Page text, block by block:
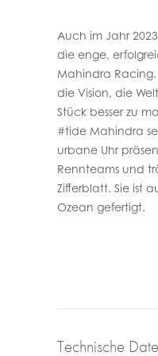
Auch im Jahr
die enge,
Mahindra
die Vision, die
Stück besser zu
#tide Mahindra
urbane Uhr
Rennteams und
Zifferblatt. Sie ist
Ozean gefertigt.
Technische